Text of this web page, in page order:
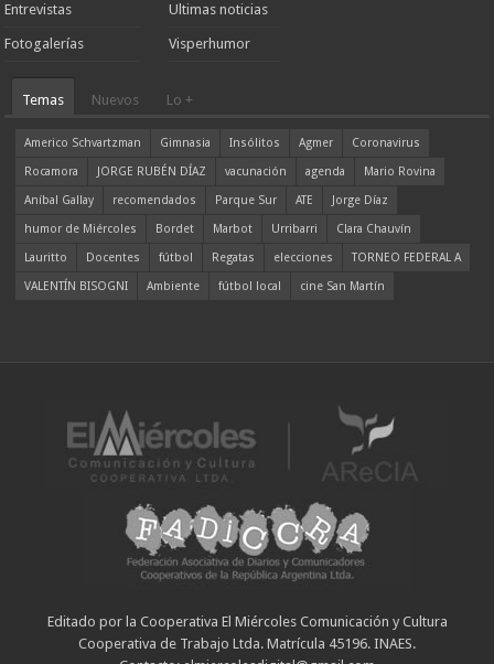
Entrevistas
Fotogalerías
Ultimas noticias
Visperhumor
Temas Nuevos Lo +
Americo Schvartzman Gimnasia Insólitos Agmer
Coronavirus
Rocamora
JORGE RUBÉN DÍAZ vacunación agenda
Mario Rovina
Aníbal Gallay
recomendados Parque Sur ATE
Jorge Díaz
humor de Miércoles
Bordet Marbot Urribarri
Clara Chauvín
Lauritto
Docentes fútbol Regatas elecciones
TORNEO FEDERAL A
VALENTÍN BISOGNI
Ambiente fútbol local cine San Martín
Editado por la Cooperativa El Miércoles Comunicación y Cultura
Cooperativa de Trabajo Ltda. Matrícula 45196. INAES.